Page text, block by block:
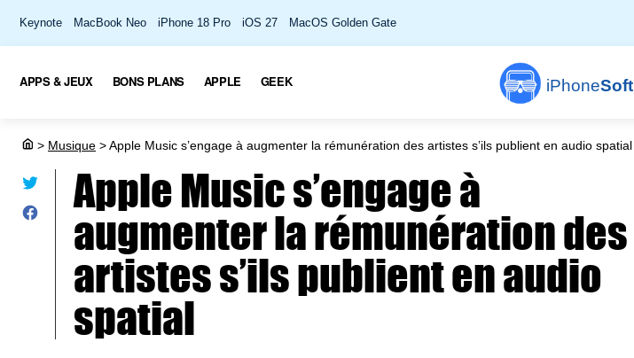
Keynote MacBook Neo iPhone 18 Pro iOS 27 MacOS Golden Gate
iPhoneSoft
APPS & JEUX BONS PLANS APPLE GEEK
> Musique >Apple Music s’engage à augmenter la rémunération des artistes s’ils publient en audio spatial
Apple Music s’engage à
augmenter la rémunération des
artistes s’ils publient en audio
spatial